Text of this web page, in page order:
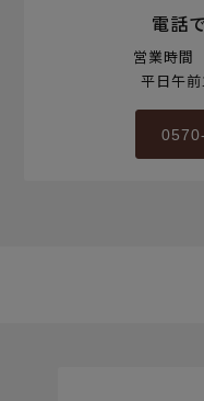
電話
営業時間
平日午